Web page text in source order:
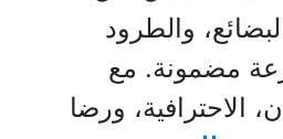
والطرود
مضمونة. مع
الاحترافية، ورضا